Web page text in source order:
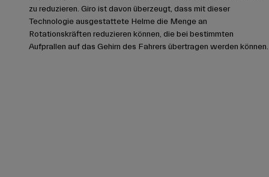
zu reduzieren. Giro ist davon überzeugt, dass mit dieser
Technologie ausgestattete Helme die Menge an
Rotationskräften reduzieren können, die bei bestimmten
Aufprallen auf das Gehirn des Fahrers übertragen werden können.